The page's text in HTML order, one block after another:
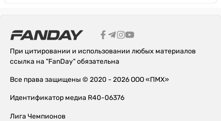
При цитировании и использовании любых материалов
ссылка на "FanDay" обязательна
Все права защищены © 2020 - 2026 ООО «ПМХ»
Идентификатор медиа R40-06376
Лига Чемпионов